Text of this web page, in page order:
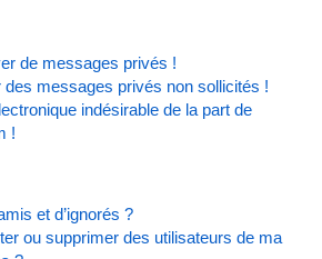
de messages privés !
messages privés non sollicités !
indésirable de la part de
!
et d’ignorés ?
ou supprimer des utilisateurs de ma